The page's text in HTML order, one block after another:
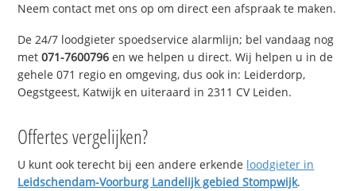
Neem contact met ons op om direct een afspraak te maken.
De 24/7 loodgieter spoedservice alarmlijn; bel vandaag nog
met071-7600796 en we helpen u direct. Wij helpen u in de
gehele 071 regio en omgeving, dus ook in: Leiderdorp,
Oegstgeest, Katwijk en uiteraard in 2311 CV Leiden.
Offertes vergelijken?
U kunt ook terecht bij een andere erkende loodgieter in
Leidschendam-Voorburg Landelijk gebied Stompwijk.